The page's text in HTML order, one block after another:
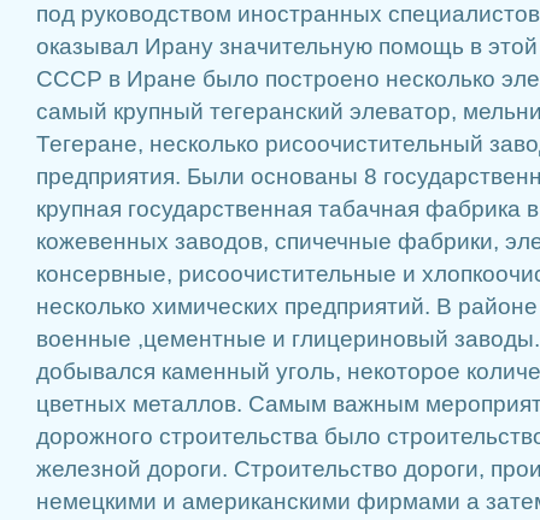
под руководством иностранных
оказывал Ирану значительную помощь в
СССР в Иране было построено несколько
самый крупный тегеранский элеватор,
Тегеране, несколько рисоочистительный
предприятия. Были основаны 8
крупная государственная табачная фабрика
кожевенных заводов, спичечные фабрики,
консервные, рисоочистительные и
несколько химических предприятий. В
военные ,цементные и глицериновый
добывался каменный уголь, некоторое
цветных металлов. Самым важным
дорожного строительства было
железной дороги. Строительство дороги,
немецкими и американскими фирмами а